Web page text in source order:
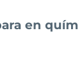
en